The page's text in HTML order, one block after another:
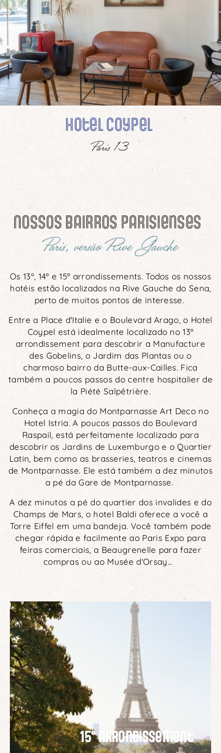
Hotel Coypel
Paris 13
Nossos bairros parisienses
Paris, versão Rive Gauche
Os 13º, 14º e 15º arrondissements. Todos os nossos
hotéis estão localizados na Rive Gauche do Sena,
perto de muitos pontos de interesse.
Entre a Place d'Italie e o Boulevard Arago, o Hotel
Coypel está idealmente localizado no 13º
arrondissement para descobrir a Manufacture
des Gobelins, o Jardim das Plantas ou o
charmoso bairro da Butte-aux-Cailles. Fica
também a poucos passos do centre hospitalier de
la Piété Salpêtrière.
Conheça a magia do Montparnasse Art Deco no
Hotel Istria. A poucos passos do Boulevard
Raspail, está perfeitamente localizado para
descobrir os Jardins de Luxemburgo e o Quartier
Latin, bem como as brasseries, teatros e cinemas
de Montparnasse. Ele está também a dez minutos
a pé da Gare de Montparnasse.
A dez minutos a pé do quartier dos invalides e do
Champs de Mars, o hotel Baldi oferece a você a
Torre Eiffel em uma bandeja. Você também pode
chegar rápida e facilmente ao Paris Expo para
feiras comerciais, a Beaugrenelle para fazer
compras ou ao Musée d'Orsay...
15° arrondissement